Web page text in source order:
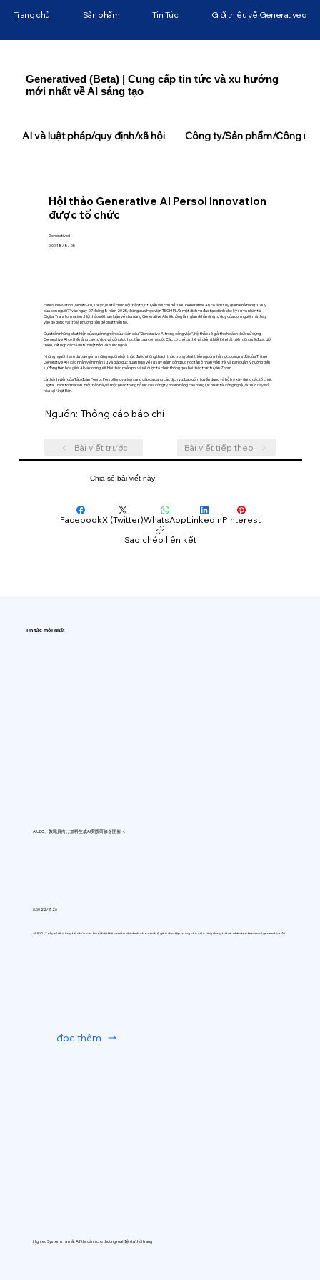
Generatived (Beta) | Cung cấp tin tức và xu hướng
mới nhất về AI sáng tạo
Hội thảo Generative AI Persol Innovation
được tổ chức
Generatived
0:00 18/8/25
Persol Innovation (Minato-ku, Tokyo) sẽ tổ chức hội thảo trực tuyến với chủ đề "Liệu Generative AI) có làm suy giảm khả năng tư duy
của con người?" vào ngày 27 tháng 8 năm 2025, thông qua Học viện TECH PLAY, một dịch vụ đào tạo dành cho kỹ sư và nhân tài
Digital Transformation . Hội thảo sẽ thảo luận về khả năng Generative AI sẽ không làm giảm khả năng tư duy của con người, mà thay
vào đó đóng vai trò là phương tiện để phát triển nó.
Dựa trên những phát hiện của dự án nghiên cứu toàn cầu "Generative AI trong công việc", hội thảo sẽ giải thích cách thức sử dụng
Generative AI có thể nâng cao tư duy và động lực học tập của con người. Các cơ chế cụ thể và điểm thiết kế phát triển cũng sẽ được giới
thiệu, kết hợp các ví dụ từ Nhật Bản và nước ngoài.
Những người tham dự bao gồm những người nhận thức được những thách thức trong phát triển nguồn nhân lực do sự ra đời của Trí tuệ
Generative AI), các nhân viên nhân sự và giáo dục quan ngại về sự suy giảm động lực học tập ở nhân viên trẻ, và ban quản lý hướng đến
sự đồng tiến hóa giữa AI và con người. Hội thảo miễn phí và sẽ được tổ chức thông qua hội thảo trực tuyến Zoom .
Là thành viên của Tập đoàn Persol, Persol Innovation cung cấp đa dạng các dịch vụ, bao gồm tuyển dụng và hỗ trợ xây dựng các tổ chức
Digital Transformation . Hội thảo này là một phần trong nỗ lực của công ty nhằm nâng cao năng lực nhân tài công nghệ và thúc đẩy số
hóa tại Nhật Bản.
Nguồn: Thông cáo báo chí
Bài viết trước Bài viết tiếp theo
Trang chủ Sản phẩm Tin Tức Giới thiệu về Generatived
Chia sẻ bài viết này:
FacebookX (Twitter)WhatsAppLinkedInPinterest
Sao chép liên kết
AI và luật pháp/quy định/xã hội Công ty/Sản phẩm/Công
Tin tức mới nhất
AIUEO、教職員向け無料生成AI実践研修を開催へ
0:00 22/7/26
AIUEO (Tokyo) sẽ đồng tổ chức các buổi hội thảo miễn phí dành cho cán bộ giáo dục tập trung vào việc ứng dụng trí tuệ nhân tạo tạo sinh (generative AI)
đọc thêm
Hightec Systems ra mắt AIfitte dành cho thương mại điện tử thời trang